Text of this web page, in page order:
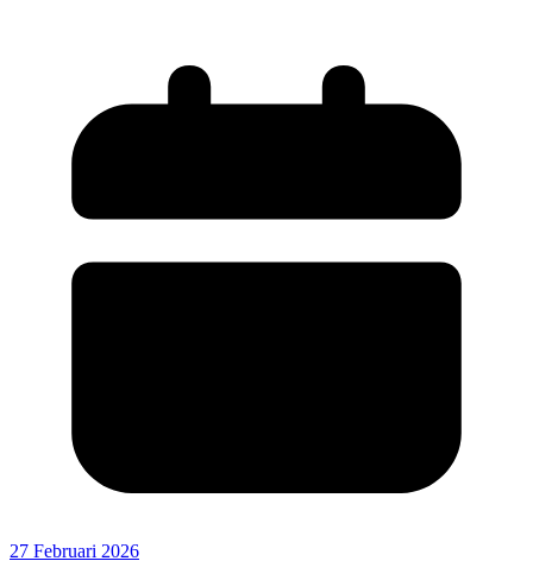
27 Februari 2026